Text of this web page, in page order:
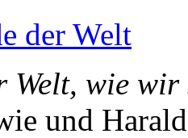
der Welt
Welt, wie wir
und